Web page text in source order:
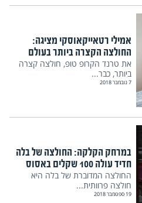
אמילי רטאייקאוסקי מציגה:
החולצה הקצרה ביותר בעולם
את טרנד הקרופ טופ, חולצה קצרה
ביותר, כבר...
7 נובמבר 2018
במרחק הקלקה: החולצה של בלה
חדיד עולה 100 שקלים באסוס
החולצה המדוברת של בלה היא
חולצה פרוותית...
19 ספטמבר 2018